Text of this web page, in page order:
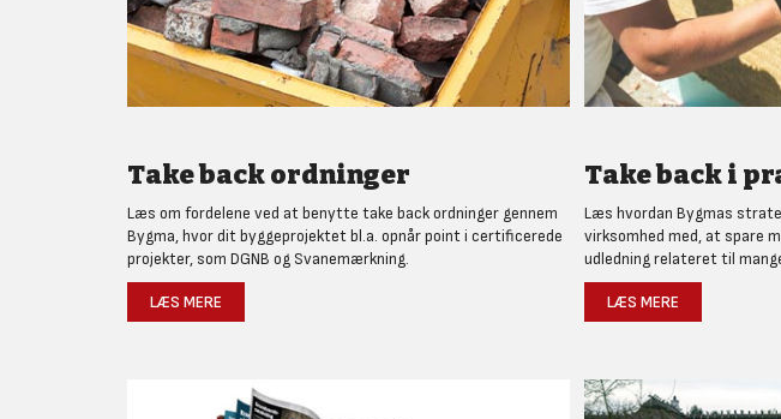
Take back ordninger
Læs om fordelene ved at benytte take back ordninger gennem
Bygma, hvor dit byggeprojektet bl.a. opnår point i certificerede
projekter, som DGNB og Svanemærkning.
LÆS MERE
Take back i
Læs hvordan Bygmas
virksomhed med, at spare
udledning relateret til
LÆS MERE